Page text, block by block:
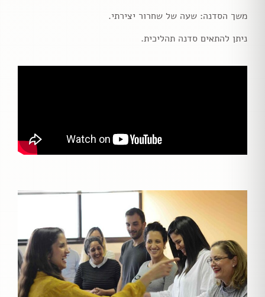
משך הסדנה: שעה של שחרור יצירתי.
ניתן להתאים סדנה תהליכית.